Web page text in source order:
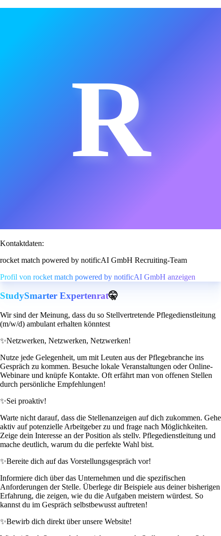
R
Kontaktdaten:
rocket match powered by notificAI GmbH Recruiting-Team
Profil von rocket match powered by notificAI GmbH anzeigen
StudySmarter Expertenrat🤫
Wir sind der Meinung, dass du so Stellvertretende Pflegedienstleitung
(m/w/d) ambulant erhalten könntest
✨Netzwerken, Netzwerken, Netzwerken!
Nutze jede Gelegenheit, um mit Leuten aus der Pflegebranche ins
Gespräch zu kommen. Besuche lokale Veranstaltungen oder Online-
Webinare und knüpfe Kontakte. Oft erfährt man von offenen Stellen
durch persönliche Empfehlungen!
✨Sei proaktiv!
Warte nicht darauf, dass die Stellenanzeigen auf dich zukommen. Gehe
aktiv auf potenzielle Arbeitgeber zu und frage nach Möglichkeiten.
Zeige dein Interesse an der Position als stellv. Pflegedienstleitung und
mache deutlich, warum du die perfekte Wahl bist.
✨Bereite dich auf das Vorstellungsgespräch vor!
Informiere dich über das Unternehmen und die spezifischen
Anforderungen der Stelle. Überlege dir Beispiele aus deiner bisherigen
Erfahrung, die zeigen, wie du die Aufgaben meistern würdest. So
kannst du im Gespräch selbstbewusst auftreten!
✨Bewirb dich direkt über unsere Website!